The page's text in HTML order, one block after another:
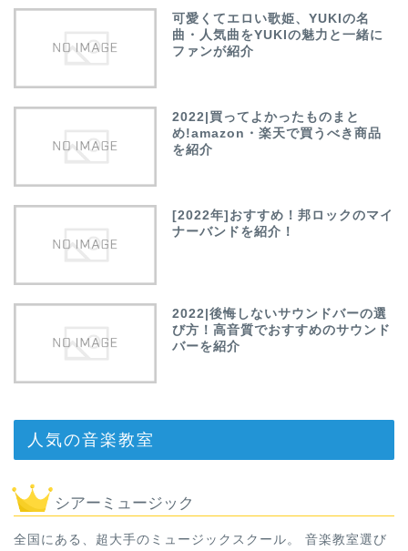
可愛くてエロい歌姫、YUKIの名
曲・人気曲をYUKIの魅力と一緒に
ファンが紹介
2022|買ってよかったものまと
め!amazon・楽天で買うべき商品
を紹介
[2022年]おすすめ！邦ロックのマイ
ナーバンドを紹介！
2022|後悔しないサウンドバーの選
び方！高音質でおすすめのサウンド
バーを紹介
人気の音楽教室
シアーミュージック
全国にある、超大手のミュージックスクール。 音楽教室選び